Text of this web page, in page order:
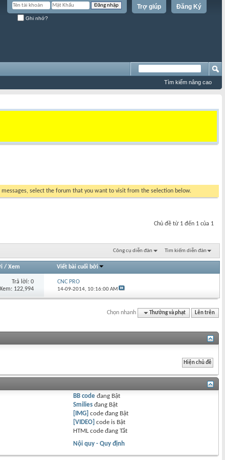
Đăng Ký
Trợ giúp
Ghi nhớ?
Tìm kiếm nâng cao
select the forum that you want to visit from the selection below.
Chủ đề từ 1 đến 1 của 1
Công cụ diễn đàn Tìm kiếm diễn đàn
/ Xem Viết bài cuối bởi
Trả lời: 0
Xem: 122,994
CNC PRO
14-09-2014, 10:16:00 AM
Chọn nhanh Thưởng và phạt Lên trên
BB code đang Bật
Smilies đang Bật
[IMG] code đang Bật
[VIDEO] code is Bật
HTML code đangTắt
Nội quy - Quy định